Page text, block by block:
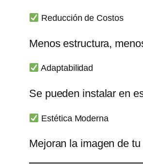
Reducción de Costos
Menos estructura,
Adaptabilidad
Se pueden instalar en
Estética Moderna
Mejoran la imagen de